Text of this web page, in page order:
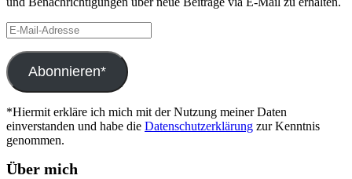
E-
Mail-
Adresse
Abonnieren*
*Hiermit erkläre ich mich mit der Nutzung meiner Daten
einverstanden und habe die Datenschutzerklärung zur Kenntnis
genommen.
Über mich